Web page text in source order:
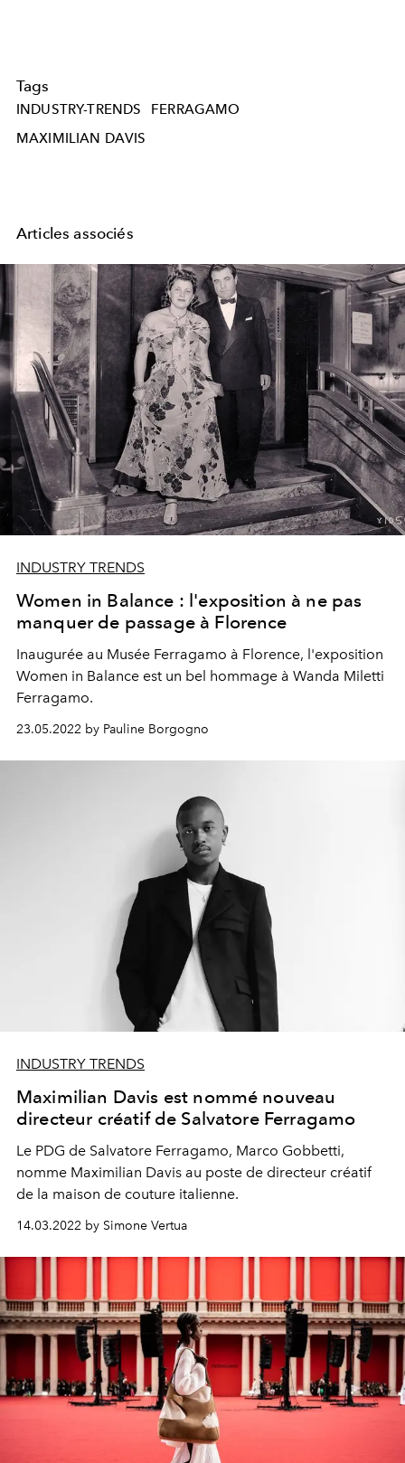
Tags
INDUSTRY-TRENDS
FERRAGAMO
MAXIMILIAN DAVIS
Articles associés
INDUSTRY TRENDS
Women in Balance : l'exposition à ne pas
manquer de passage à Florence
Inaugurée au Musée Ferragamo à Florence, l'exposition
Women in Balance est un bel hommage à Wanda Miletti
Ferragamo.
23.05.2022 by Pauline Borgogno
INDUSTRY TRENDS
Maximilian Davis est nommé nouveau
directeur créatif de Salvatore Ferragamo
Le PDG de Salvatore Ferragamo, Marco Gobbetti,
nomme Maximilian Davis au poste de directeur créatif
de la maison de couture italienne.
14.03.2022 by Simone Vertua